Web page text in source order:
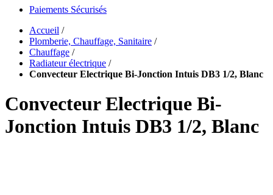
Paiements Sécurisés
Accueil /
Plomberie, Chauffage, Sanitaire /
Chauffage /
Radiateur électrique /
Convecteur Electrique Bi-Jonction Intuis DB3 1/2, Blanc
Convecteur Electrique Bi-
Jonction Intuis DB3 1/2, Blanc